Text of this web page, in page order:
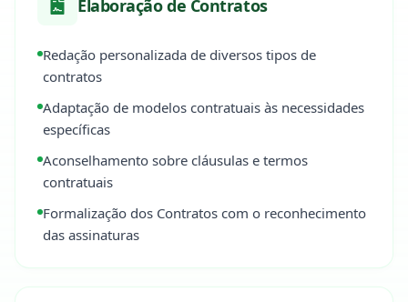
Elaboração de Contratos
Redação personalizada de diversos tipos de
contratos
Adaptação de modelos contratuais às necessidades
específicas
Aconselhamento sobre cláusulas e termos
contratuais
Formalização dos Contratos com o reconhecimento
das assinaturas